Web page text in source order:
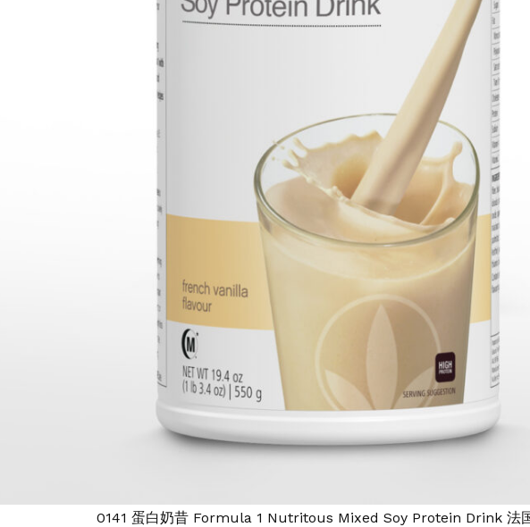
0141 蛋白奶昔 Formula 1 Nutritous Mixed Soy Protein Drink 法